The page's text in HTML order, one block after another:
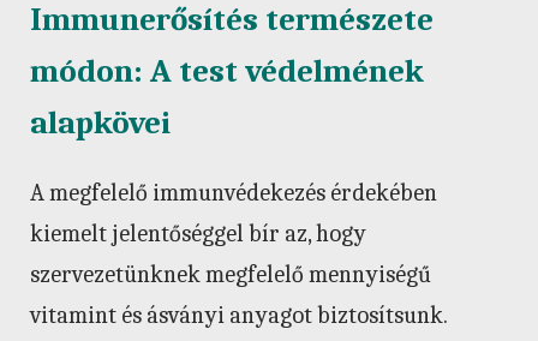
Immunerősítés természete
módon: A test védelmének
alapkövei
A megfelelő immunvédekezés érdekében
kiemelt jelentőséggel bír az, hogy
szervezetünknek megfelelő mennyiségű
vitamint és ásványi anyagot biztosítsunk.